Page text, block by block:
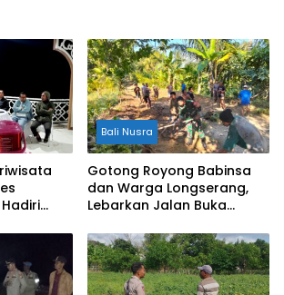
Tiu
Bali Nusra
Gotong Royong Babinsa
dan Warga Longserang,
Lebarkan Jalan Buka